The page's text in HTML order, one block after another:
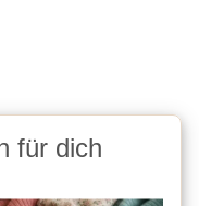
für dich